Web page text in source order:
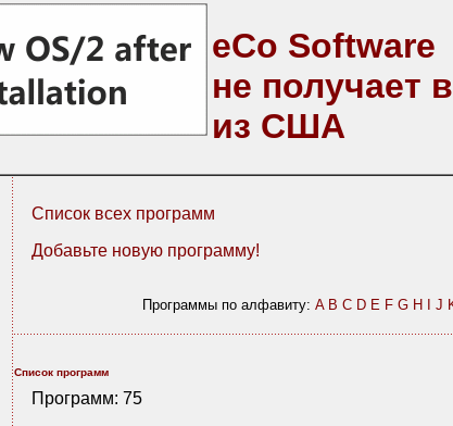
eCo Software
не получает
из США
Список всех программ
Добавьте новую программу!
Программы по алфавиту: A B C D E F G H J
Список программ
Программ: 75